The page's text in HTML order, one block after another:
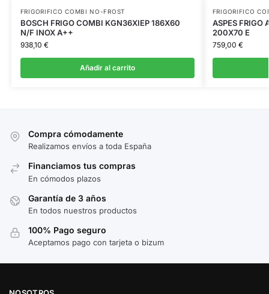
FRIGORIFICO COMBI NO-FROST
BOSCH FRIGO COMBI KGN36XIEP 186X60
N/F INOX A++
938,10 €
Añadir al carrito
FRIGORIFICO
ASPES FRIGO
200X70 E
759,00 €
Compra cómodamente
Realizamos envíos a toda España
Financiamos tus compras
En cómodos plazos
Garantía de 3 años
En todos nuestros productos
100% Pago seguro
Aceptamos pago con tarjeta o bizum